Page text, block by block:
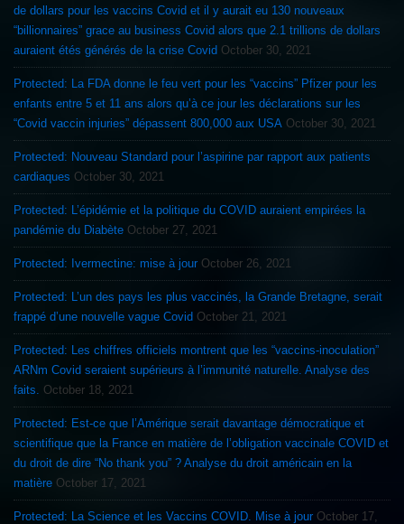
de dollars pour les vaccins Covid et il y aurait eu 130 nouveaux
“billionnaires” grace au business Covid alors que 2.1 trillions de dollars
auraient étés générés de la crise Covid October 30, 2021
Protected: La FDA donne le feu vert pour les “vaccins” Pfizer pour les
enfants entre 5 et 11 ans alors qu’à ce jour les déclarations sur les
“Covid vaccin injuries” dépassent 800,000 aux USA October 30, 2021
Protected: Nouveau Standard pour l’aspirine par rapport aux patients
cardiaques October 30, 2021
Protected: L’épidémie et la politique du COVID auraient empirées la
pandémie du Diabète October 27, 2021
Protected: Ivermectine: mise à jour October 26, 2021
Protected: L’un des pays les plus vaccinés, la Grande Bretagne, serait
frappé d’une nouvelle vague Covid October 21, 2021
Protected: Les chiffres officiels montrent que les “vaccins-inoculation”
ARNm Covid seraient supérieurs à l’immunité naturelle. Analyse des
faits.
October 18, 2021
Protected: Est-ce que l’Amérique serait davantage démocratique et
scientifique que la France en matière de l’obligation vaccinale COVID et
du droit de dire “No thank you” ? Analyse du droit américain en la
matière October 17, 2021
Protected: La Science et les Vaccins COVID. Mise à jour October 17,